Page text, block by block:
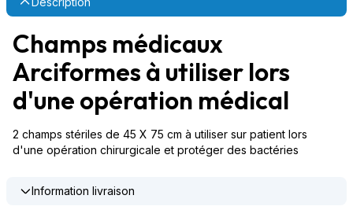
Champs médicaux
Arciformes à utiliser lors
d'une opération médical
2 champs stériles de 45 X 75 cm à utiliser sur patient lors
d'une opération chirurgicale et protéger des bactéries
Information livraison